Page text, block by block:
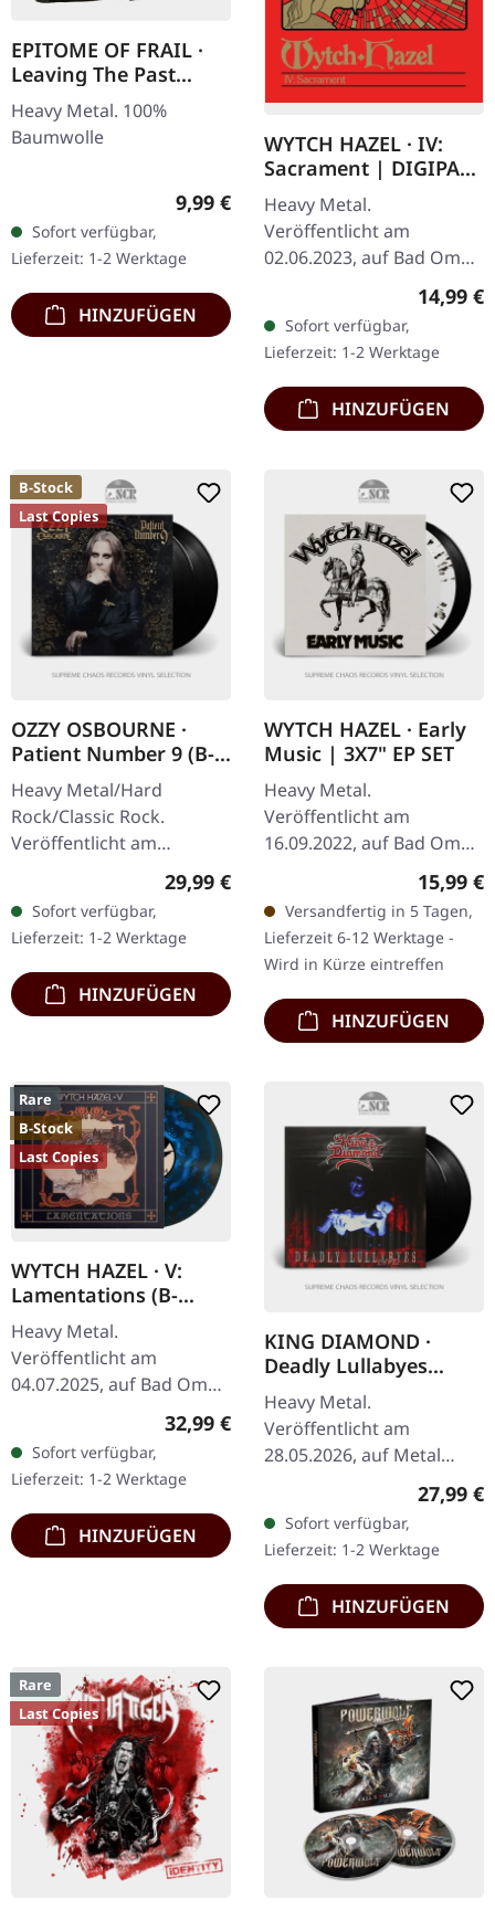
EPITOME OF FRAIL ·
Leaving The Past
Behind | TS-M
Heavy Metal. 100%
Baumwolle
Regulärer Preis:
9,99 €
Sofort verfügbar,
Lieferzeit: 1-2 Werktage
HINZUFÜGEN
WYTCH HAZEL · IV:
Sacrament | DIGIPAK
CD
Heavy Metal.
Veröffentlicht am
02.06.2023, auf Bad Omen
Records. CD im DigiPak.
IV: Sacrament steht für
die fesselnde Fortsetzung
von Wytch Hazel's…
14,99 €
Sofort verfügbar,
Lieferzeit: 1-2 Werktage
HINZUFÜGEN
B-Stock
Last Copies
OZZY OSBOURNE ·
Patient Number 9 (B-
Stock) | BLACK 2LP
Heavy Metal/Hard
Rock/Classic Rock.
Veröffentlicht am
09.09.2022, auf Epic.
Schwarzes Doppel-Vinyl
im Gatefold-Cover. B-
Stock: Cover hat eine
Delle…
Regulärer Preis:
29,99 €
Sofort verfügbar,
Lieferzeit: 1-2 Werktage
HINZUFÜGEN
WYTCH HAZEL · Early
Music | 3X7" EP SET
Heavy Metal.
Veröffentlicht am
16.09.2022, auf Bad Omen
Records. Limitiertes
Dreifach-7"-Set. "Early
Music" ist eine
bemerkenswerte
Sammlung von…
15,99 €
Versandfertig in 5 Tagen,
Lieferzeit 6-12 Werktage -
Wird in Kürze eintreffen
HINZUFÜGEN
Rare
B-Stock
Last Copies
WYTCH HAZEL · V:
Lamentations (B-
Stock) | MIDNIGHT
BLUE CLOUDY LP
Heavy Metal.
Veröffentlicht am
04.07.2025, auf Bad Omen
marmoriertes Vinyl. B-
Stock: Cover hat Dellen
und/oder Knicke in…
Regulärer Preis:
32,99 €
Sofort verfügbar,
Lieferzeit: 1-2 Werktage
HINZUFÜGEN
KING DIAMOND ·
Deadly Lullabyes
(Live) | BLACK 2LP
Heavy Metal.
Veröffentlicht am
28.05.2026, auf Metal
Blade Records. Schwarzes
Vinyl im Standard-Cover.
180g-Vinyl. Was passiert,
wenn King Diamond…
27,99 €
Sofort verfügbar,
Lieferzeit: 1-2 Werktage
HINZUFÜGEN
Rare
Last Copies